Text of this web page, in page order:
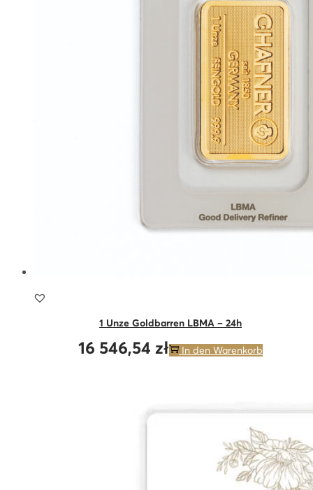
1 Unze Goldbarren LBMA – 24h
16 546,54 zł In den Warenkorb